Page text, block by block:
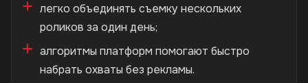
легко объединять съемку нескольких
роликов за один день;
алгоритмы платформ помогают быстро
набрать охваты без рекламы.